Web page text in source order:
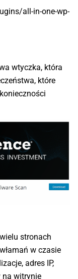
all-in-one-wp-
wtyczka, która
które
stronach
w czasie
adres IP,
na witrynie